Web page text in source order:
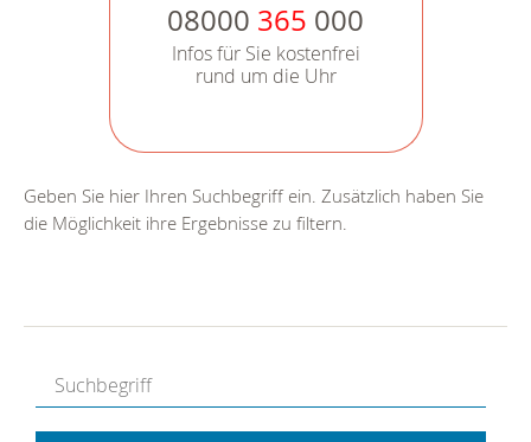
08000 365 000
Infos für Sie kostenfrei
rund um die Uhr
Geben Sie hier Ihren Suchbegriff ein. Zusätzlich haben Sie
die Möglichkeit ihre Ergebnisse zu filtern.